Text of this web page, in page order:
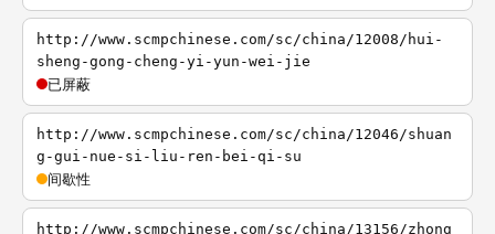
http://www.scmpchinese.com/sc/china/12008/hui-
sheng-gong-cheng-yi-yun-wei-jie
已屏蔽
http://www.scmpchinese.com/sc/china/12046/shuan
g-gui-nue-si-liu-ren-bei-qi-su
间歇性
http://www.scmpchinese.com/sc/china/13156/zhong